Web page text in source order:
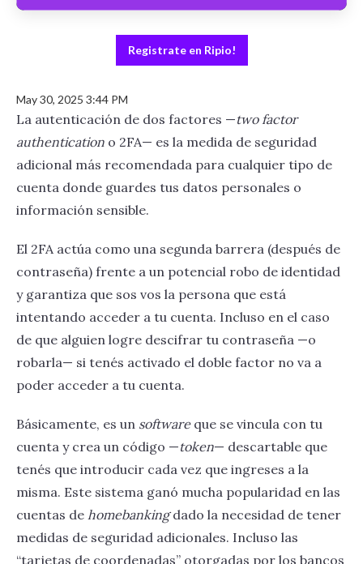
Registrate en Ripio!
May 30, 2025 3:44 PM
La autenticación de dos factores —two factor
authentication o 2FA— es la medida de seguridad
adicional más recomendada para cualquier tipo de
cuenta donde guardes tus datos personales o
información sensible.
El 2FA actúa como una segunda barrera (después de
contraseña) frente a un potencial robo de identidad
y garantiza que sos vos la persona que está
intentando acceder a tu cuenta. Incluso en el caso
de que alguien logre descifrar tu contraseña —o
robarla— si tenés activado el doble factor no va a
poder acceder a tu cuenta.
Básicamente, es un softwareque se vincula con tu
cuenta y crea un código —token— descartable que
tenés que introducir cada vez que ingreses a la
misma. Este sistema ganó mucha popularidad en las
cuentas de homebankingdado la necesidad de tener
medidas de seguridad adicionales. Incluso las
“tarjetas de coordenadas” otorgadas por los bancos